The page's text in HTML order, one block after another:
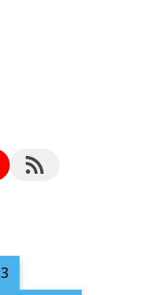
RSS Feed